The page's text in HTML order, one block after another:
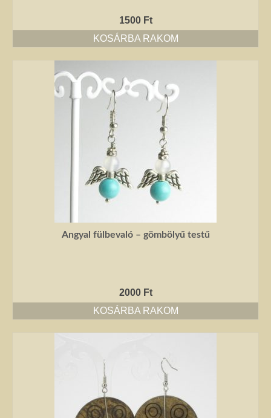
1500 Ft
KOSÁRBA RAKOM
Angyal fülbevaló – gömbölyű testű
2000 Ft
KOSÁRBA RAKOM